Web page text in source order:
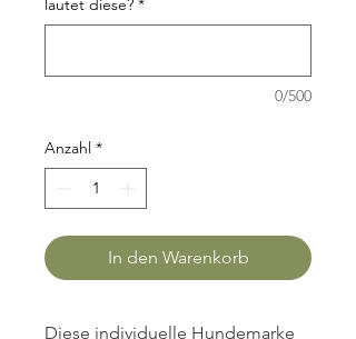
lautet diese? *
0/500
Anzahl *
In den Warenkorb
Diese individuelle Hundemarke